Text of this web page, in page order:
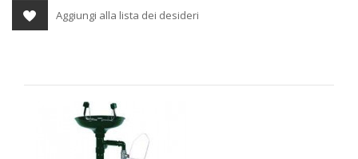
Aggiungi alla lista dei desideri